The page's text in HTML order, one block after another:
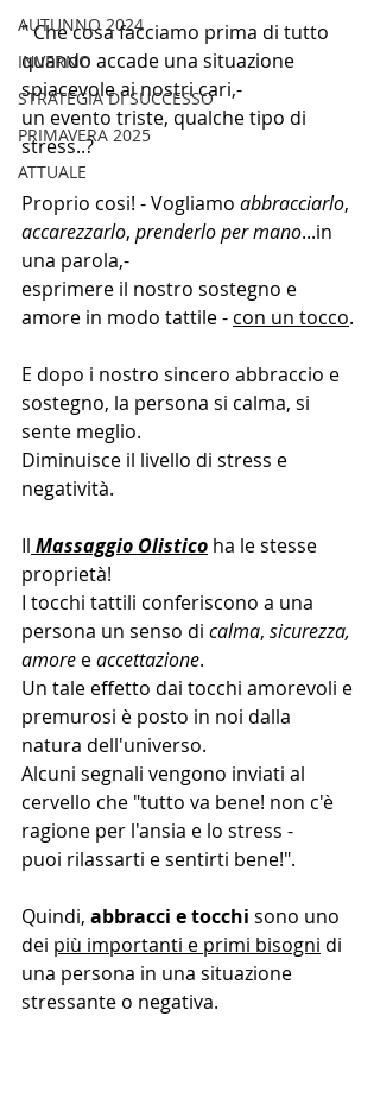
AUTUNNO 2024
INVERNO
STRATEGIA DI SUCCESSO
PRIMAVERA 2025
ATTUALE
" Che cosa facciamo prima di tutto
quando accade una situazione
spiacevole ai nostri cari,-
un evento triste, qualche tipo di
stress..?
Proprio cosi! - Vogliamo abbracciarlo,
accarezzarlo, prenderlo per mano...in
una parola,-
esprimere il nostro sostegno e
amore in modo tattile - con un tocco.
E dopo i nostro sincero abbraccio e
sostegno, la persona si calma, si
sente meglio.
Diminuisce il livello di stress e
negatività.
Il Massaggio Olistico ha le stesse
proprietà!
I tocchi tattili conferiscono a una
persona un senso di calma, sicurezza,
amore e accettazione.
Un tale effetto dai tocchi amorevoli e
premurosi è posto in noi dalla
natura dell'universo.
Alcuni segnali vengono inviati al
cervello che "tutto va bene! non c'è
ragione per l'ansia e lo stress -
puoi rilassarti e sentirti bene!".
Quindi, abbracci e tocchi sono uno
dei più importanti e primi bisogni di
una persona in una situazione
stressante o negativa.